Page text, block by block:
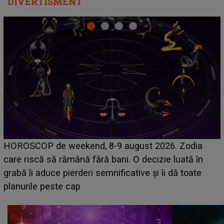
în
Emanuel a ținut ACEST DETALIU ASCUNS
acum! În fața Alexandrei, concurentul din
face o MĂRTURISIRE NEAȘTEPTATĂ despre
sa: "I-am spus și ei în față, eu nu te iubesc